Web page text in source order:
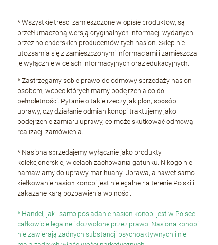
* Wszystkie treści zamieszczone w opisie produktów, są
przetłumaczoną wersją oryginalnych informacji wydanych
przez holenderskich producentów tych nasion. Sklep nie
utożsamia się z zamieszczonymi informacjami i zamieszcza
je wyłącznie w celach informacyjnych oraz edukacyjnych.
* Zastrzegamy sobie prawo do odmowy sprzedaży nasion
osobom, wobec których mamy podejrzenia co do
pełnoletności. Pytanie o takie rzeczy jak plon, sposób
uprawy, czy działanie odmian konopi traktujemy jako
podejrzenie zamiaru uprawy, co może skutkować odmową
realizacji zamówienia.
* Nasiona sprzedajemy wyłącznie jako produkty
kolekcjonerskie, w celach zachowania gatunku. Nikogo nie
namawiamy do uprawy marihuany. Uprawa, a nawet samo
kiełkowanie nasion konopi jest nielegalne na terenie Polski i
zakazane karą pozbawienia wolności.
* Handel, jak i samo posiadanie nasion konopi jest w Polsce
całkowicie legalne i dozwolone przez prawo. Nasiona konopi
nie zawierają żadnych substancji psychoaktywnych i nie